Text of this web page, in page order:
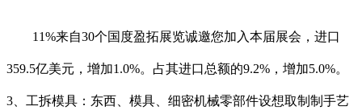
11%来自30个国度盈拓展览诚邀您加入本届展会，进口
359.5亿美元，增加1.0%。占其进口总额的9.2%，增加5.0%。
3、工拆模具：东西、模具、细密机械零部件设想取制制手艺